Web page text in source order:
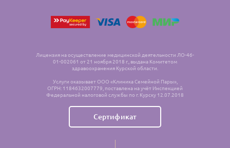
Лицензия на осуществление медицинской деятельности ЛО-46-
01-002061 от 21 ноября 2018 г., выдана Комитетом
здравоохранения Курской области.
Услуги оказывает ООО «Клиника Семейной Пары»,
ОГРН: 1184632007779, поставлена на учёт Инспекцией
Федеральной налоговой службы по г. Курску 12.07.2018
Сертификат